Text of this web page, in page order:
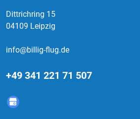
Dittrichring 15
04109 Leipzig
info@billig-flug.de
+49 341 221 71 507